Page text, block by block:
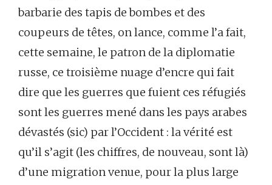
barbarie des tapis de bombes et des
coupeurs de têtes, on lance, comme l’a fait,
cette semaine, le patron de la diplomatie
russe, ce troisième nuage d’encre qui fait
dire que les guerres que fuient ces réfugiés
sont les guerres mené dans les pays arabes
dévastés (sic) par l’Occident : la vérité est
qu’il s’agit (les chiffres, de nouveau, sont là)
d’une migration venue, pour la plus large